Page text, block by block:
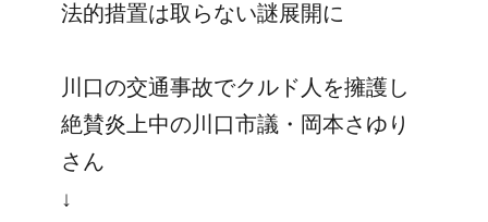
法的措置は取らない謎展開に
川口の交通事故でクルド人を擁護し
絶賛炎上中の川口市議・岡本さゆり
さん
↓